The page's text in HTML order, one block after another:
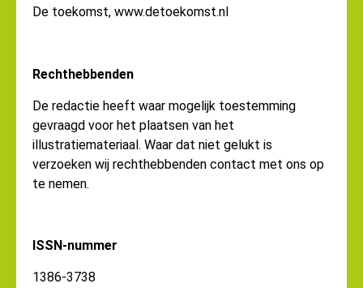
De toekomst, www.detoekomst.nl
Rechthebbenden
De redactie heeft waar mogelijk toestemming
gevraagd voor het plaatsen van het
illustratiemateriaal. Waar dat niet gelukt is
verzoeken wij rechthebbenden contact met ons op
te nemen.
ISSN-nummer
1386-3738